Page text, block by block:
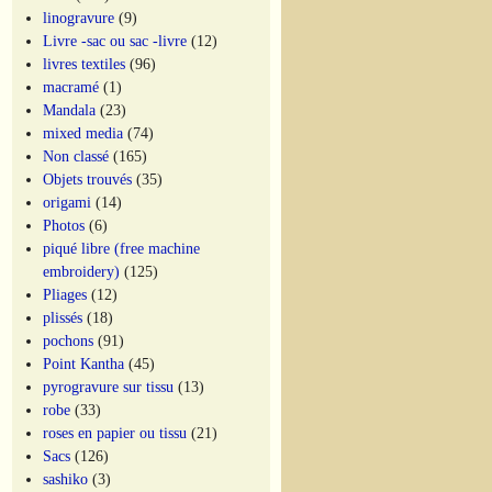
linogravure (9)
Livre -sac ou sac -livre (12)
livres textiles (96)
macramé (1)
Mandala (23)
mixed media (74)
Non classé (165)
Objets trouvés (35)
origami (14)
Photos (6)
piqué libre (free machine
embroidery) (125)
Pliages (12)
plissés (18)
pochons (91)
Point Kantha (45)
pyrogravure sur tissu (13)
robe (33)
roses en papier ou tissu (21)
Sacs (126)
sashiko (3)